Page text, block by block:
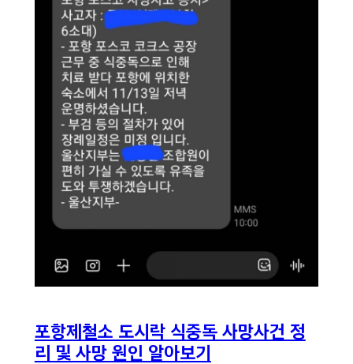
포항제철소 도시락 식중독 사망사건 정
리 및 사망 원인 알아보기